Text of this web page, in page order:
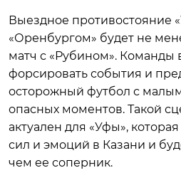
Выездное противостояние
«Оренбургом» будет не
матч с «Рубином». Команды
форсировать события и
осторожный футбол с
опасных моментов. Такой
актуален для «Уфы»,
сил и эмоций в Казани и
чем ее соперник.